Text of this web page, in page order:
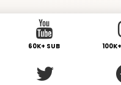
60K+ SUB